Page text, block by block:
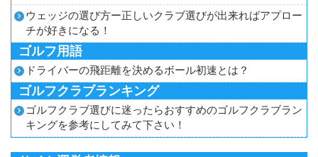
ウェッジの選び方ー正しいクラブ選びが出来ればアプロー
チが好きになる！
ゴルフ用語
ドライバーの飛距離を決めるボール初速とは？
ゴルフクラブランキング
ゴルフクラブ選びに迷ったらおすすめのゴルフクラブラン
キングを参考にしてみて下さい！